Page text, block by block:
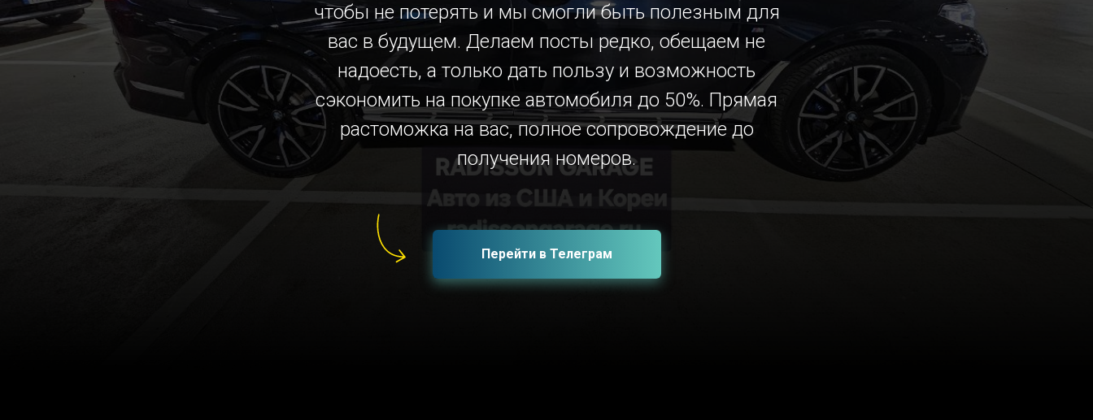
чтобы не потерять и мы смогли быть полезным для
вас в будущем. Делаем посты редко, обещаем не
надоесть, а только дать пользу и возможность
сэкономить на покупке автомобиля до 50%. Прямая
растоможка на вас, полное сопровождение до
получения номеров.
Перейти в Телеграм